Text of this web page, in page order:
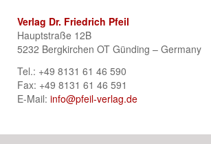
Verlag Dr. Friedrich Pfeil
Hauptstraße 12B
5232 Bergkirchen OT Günding – Germany
Tel.: +49 8131 61 46 590
Fax: +49 8131 61 46 591
E-Mail: info@pfeil-verlag.de